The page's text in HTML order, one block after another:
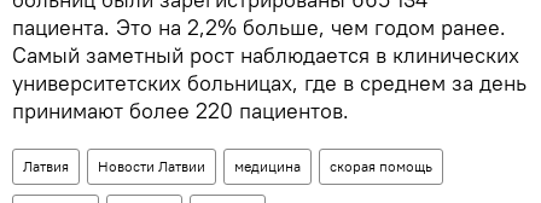
пациента. Это на 2,2% больше, чем годом ранее.
Самый заметный рост наблюдается в клинических
университетских больницах, где в среднем за день
принимают более 220 пациентов.
Латвия Новости Латвии медицина скорая помощь